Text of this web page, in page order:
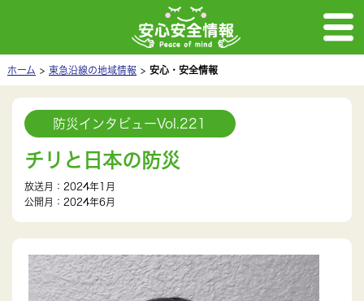
ホーム 東急沿線の地域情報 安心・安全情報
防災インタビューVol.221
チリと日本の防災
放送月：2024年1月
公開月：2024年6月